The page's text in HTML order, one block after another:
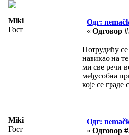
Miki
Гост
Одг:
« Одговор
Потрудићу
навикао на
ми све речи
међусобна
које се граде
Miki
Гост
Одг:
« Одговор